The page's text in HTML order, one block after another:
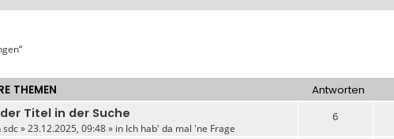
THEMEN Antworten
Titel in der Suche
sdc» 23.12.2025, 09:48 » in Ich hab' da mal 'ne Frage
6